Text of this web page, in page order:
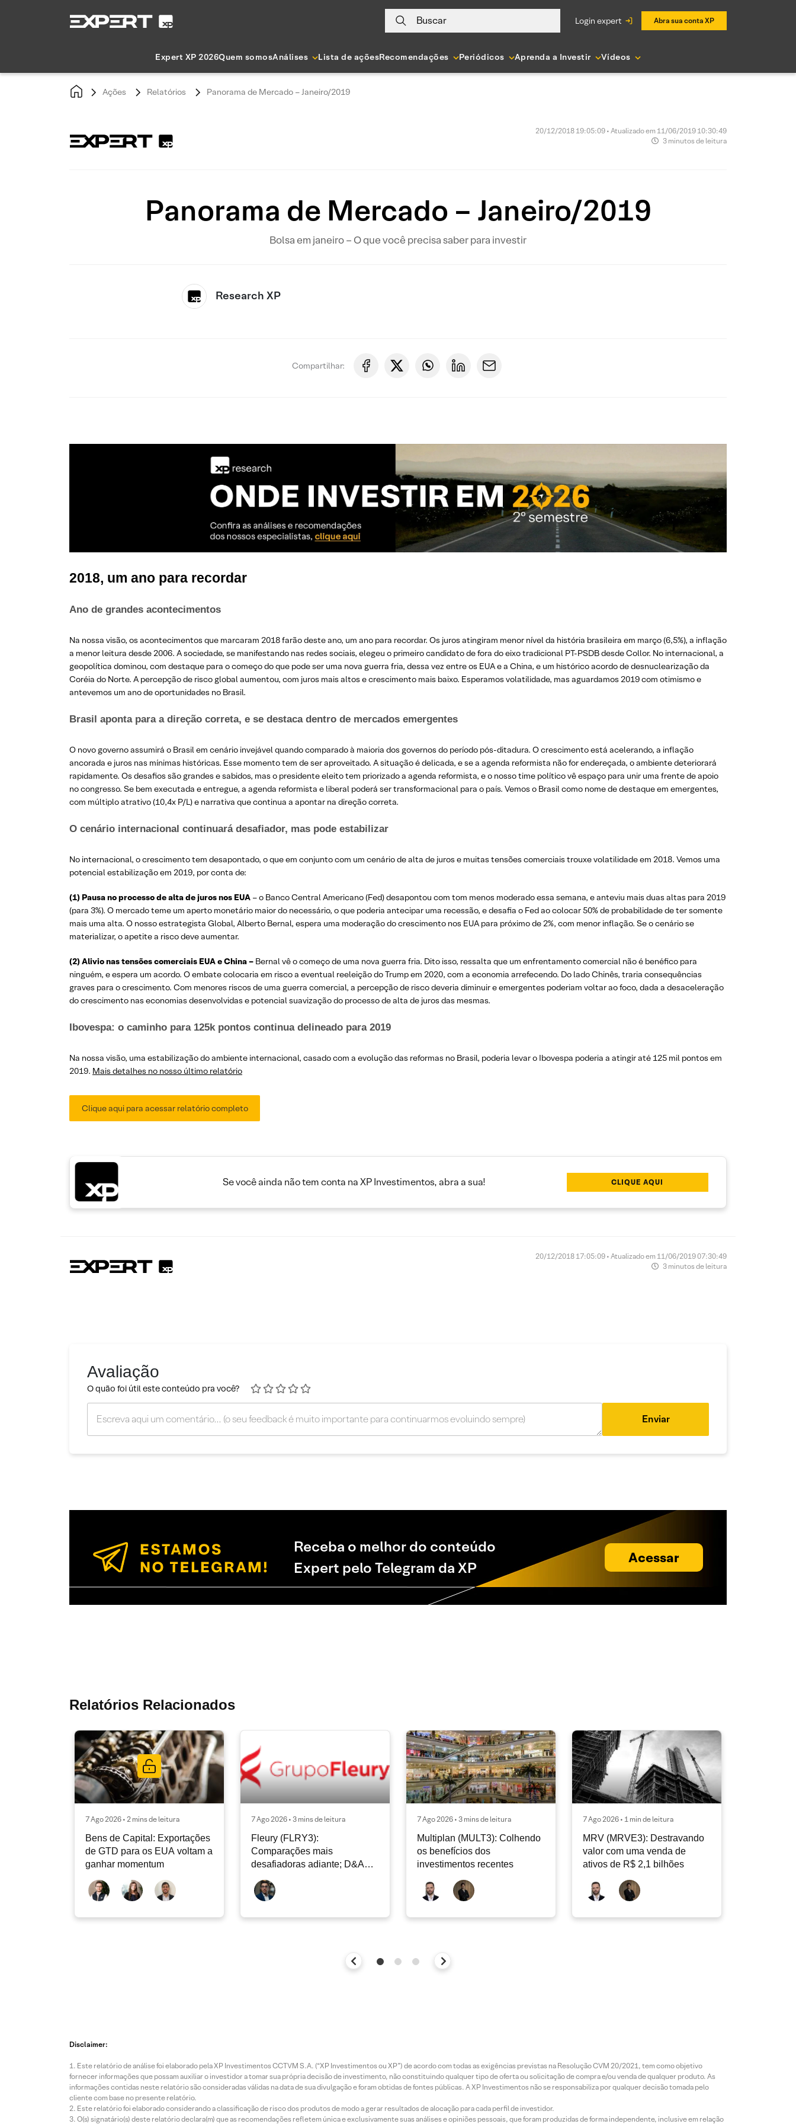
Buscar login expert Abra sua conta XP
Expert XP 2026Quem somosAnálises Lista de açõesRecomendações Periódicos Aprenda a Investir Vídeos
Ações Relatórios Panorama de Mercado – Janeiro/2019
20/12/2018 19:05:09 • Atualizado em 11/06/2019 10:30:49
3 minutos de leitura
Panorama de Mercado – Janeiro/2019
Bolsa em janeiro – O que você precisa saber para investir
Research XP
Compartilhar:
2018, um ano para recordar
Ano de grandes acontecimentos
Na nossa visão, os acontecimentos que marcaram 2018 farão deste ano, um ano para recordar. Os juros atingiram menor nível da história brasileira em março (6,5%), a inflação
a menor leitura desde 2006. A sociedade, se manifestando nas redes sociais, elegeu o primeiro candidato de fora do eixo tradicional PT-PSDB desde Collor. No internacional, a
geopolítica dominou, com destaque para o começo do que pode ser uma nova guerra fria, dessa vez entre os EUA e a China, e um histórico acordo de desnuclearização da
Coréia do Norte. A percepção de risco global aumentou, com juros mais altos e crescimento mais baixo. Esperamos volatilidade, mas aguardamos 2019 com otimismo e
antevemos um ano de oportunidades no Brasil.
Brasil aponta para a direção correta, e se destaca dentro de mercados emergentes
O novo governo assumirá o Brasil em cenário invejável quando comparado à maioria dos governos do período pós-ditadura. O crescimento está acelerando, a inflação
ancorada e juros nas mínimas históricas. Esse momento tem de ser aproveitado. A situação é delicada, e se a agenda reformista não for endereçada, o ambiente deteriorará
rapidamente. Os desafios são grandes e sabidos, mas o presidente eleito tem priorizado a agenda reformista, e o nosso time político vê espaço para unir uma frente de apoio
no congresso. Se bem executada e entregue, a agenda reformista e liberal poderá ser transformacional para o país. Vemos o Brasil como nome de destaque em emergentes,
com múltiplo atrativo (10,4x P/L) e narrativa que continua a apontar na direção correta.
O cenário internacional continuará desafiador, mas pode estabilizar
No internacional, o crescimento tem desapontado, o que em conjunto com um cenário de alta de juros e muitas tensões comerciais trouxe volatilidade em 2018. Vemos uma
potencial estabilização em 2019, por conta de:
(1) Pausa no processo de alta de juros nos EUA – o Banco Central Americano (Fed) desapontou com tom menos moderado essa semana, e anteviu mais duas altas para 2019
(para 3%). O mercado teme um aperto monetário maior do necessário, o que poderia antecipar uma recessão, e desafia o Fed ao colocar 50% de probabilidade de ter somente
mais uma alta. O nosso estrategista Global, Alberto Bernal, espera uma moderação do crescimento nos EUA para próximo de 2%, com menor inflação. Se o cenário se
materializar, o apetite a risco deve aumentar.
(2) Alivio nas tensões comerciais EUA e China – Bernal vê o começo de uma nova guerra fria. Dito isso, ressalta que um enfrentamento comercial não é benéfico para
ninguém, e espera um acordo. O embate colocaria em risco a eventual reeleição do Trump em 2020, com a economia arrefecendo. Do lado Chinês, traria consequências
graves para o crescimento. Com menores riscos de uma guerra comercial, a percepção de risco deveria diminuir e emergentes poderiam voltar ao foco, dada a desaceleração
do crescimento nas economias desenvolvidas e potencial suavização do processo de alta de juros das mesmas.
Ibovespa: o caminho para 125k pontos continua delineado para 2019
Na nossa visão, uma estabilização do ambiente internacional, casado com a evolução das reformas no Brasil, poderia levar o Ibovespa poderia a atingir até 125 mil pontos em
2019. Mais detalhes no nosso último relatório
Clique aqui para acessar relatório completo
Se você ainda não tem conta na XP Investimentos, abra a sua! CLIQUE AQUI
20/12/2018 17:05:09 • Atualizado em 11/06/2019 07:30:49
3 minutos de leitura
Avaliação
O quão foi útil este conteúdo pra você?
Enviar
Receba o melhor do conteúdo
Expert pelo Telegram da XP
Acessar
Relatórios Relacionados
7 Ago 2026 • 2 mins de leitura
Bens de Capital: Exportações
de GTD para os EUA voltam a
ganhar momentum
7 Ago 2026 • 3 mins de leitura
Fleury (FLRY3):
Comparações mais
desafiadoras adiante; D&A
atuais
7 Ago 2026 • 3 mins de leitura
Multiplan (MULT3): Colhendo
os benefícios dos
investimentos recentes
7 Ago 2026 • 1 min de leitura
MRV (MRVE3): Destravando
valor com uma venda de
ativos de R$ 2,1 bilhões
Disclaimer:
Este relatório de análise foi elaborado pela XP Investimentos CCTVM S.A. (“XP Investimentos ou XP”) de acordo com todas as exigências previstas na Resolução CVM 20/2021, tem como objetivo
fornecer informações que possam auxiliar o investidor a tomar sua própria decisão de investimento, não constituindo qualquer tipo de oferta ou solicitação de compra e/ou venda de qualquer produto. As
informações contidas neste relatório são consideradas válidas na data de sua divulgação e foram obtidas de fontes públicas. A XP Investimentos não se responsabiliza por qualquer decisão tomada pelo
cliente com base no presente relatório.
Este relatório foi elaborado considerando a classificação de risco dos produtos de modo a gerar resultados de alocação para cada perfil de investidor.
O(s) signatário(s) deste relatório declara(m) que as recomendações refletem única e exclusivamente suas análises e opiniões pessoais, que foram produzidas de forma independente, inclusive em relação